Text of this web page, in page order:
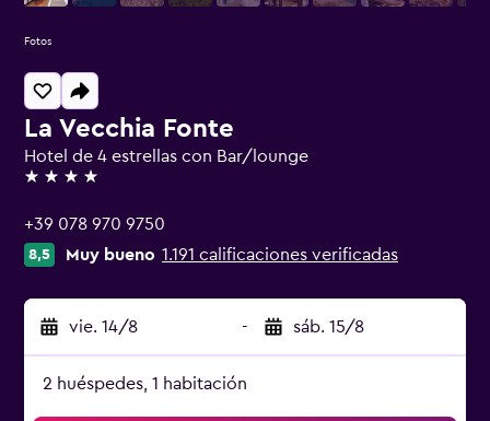
La Vecchia Fonte
Hotel de 4 estrellas con Bar/lounge
4 estrellas
+39 078 970 9750
8,5 Muy bueno 1.191 calificaciones verificadas
vie. 14/8 - sáb. 15/8
2 huéspedes, 1 habitación
Fotos